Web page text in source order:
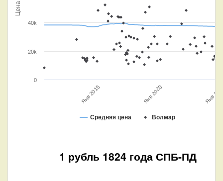
Цена
Средняя цена Волмар
Янв 2020
Янв 2015 Янв
0
20k
40k
1 рубль 1824 года СПБ-ПД